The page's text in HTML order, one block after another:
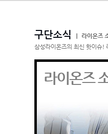
구단소식
라이온즈
삼성라이온즈의 최신 핫이슈!
라이온즈